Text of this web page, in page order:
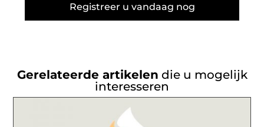
Registreer u vandaag nog
Gerelateerde artikelen die u mogelijk
interesseren